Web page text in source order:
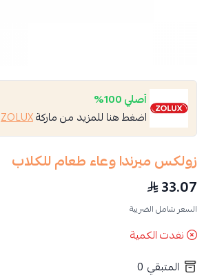
أصلي 100%
اضغط هنا للمزيد من ماركةZOLUX
زولكس ميرندا وعاء طعام للكلاب
33.07
السعر شامل الضريبة
نفدت الكمية
المتبقي 0